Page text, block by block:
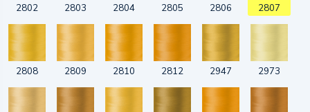
2802 2803 2804 2805 2806 2807
2808 2809 2810 2812 2947 2973